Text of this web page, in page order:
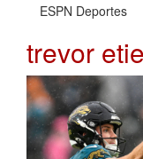
ESPN Deportes
trevor